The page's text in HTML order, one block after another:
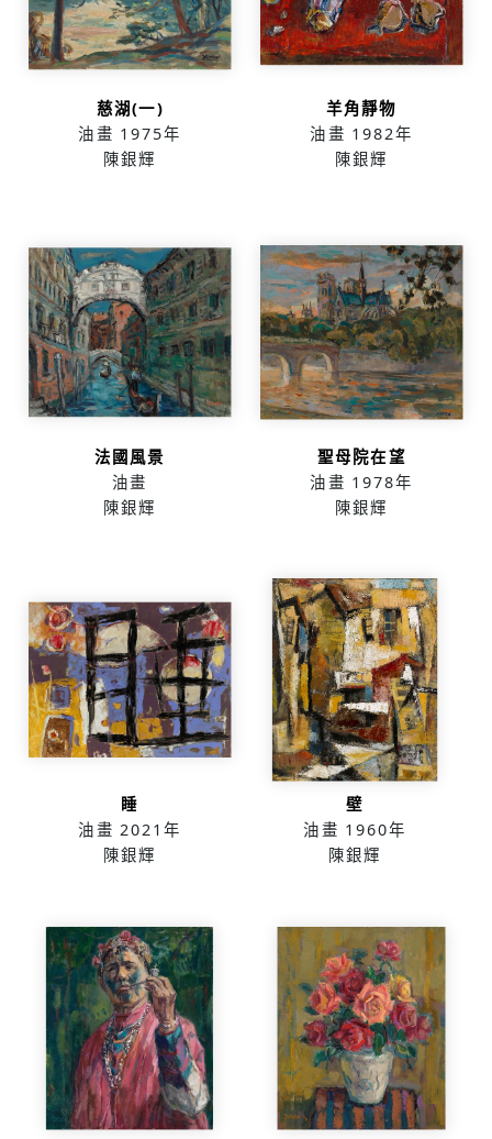
慈湖(一)
油畫 1975年
陳銀輝
羊角靜物
油畫 1982年
陳銀輝
法國風景
油畫
陳銀輝
聖母院在望
油畫 1978年
陳銀輝
睡
油畫 2021年
陳銀輝
壁
油畫 1960年
陳銀輝